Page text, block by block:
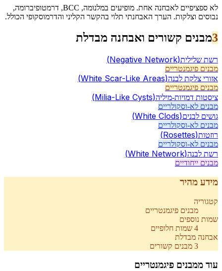
לא ספציפיים לאבחנה אחת. מופיעים במלנומה, BCC, דרמטופיברומה,
נבוסים וצלקות. הערך האבחנתי תלוי בהקשר הקליני והדרמוסקופי הכולל.
3מבנים קשורים ואבחנה מבדלת
רשת שלילית (Negative Network)
מבנים פיגמנטריים
אזורי צלקת לבנה
(White Scar-Like Areas)
מבנים פיגמנטריים
ציסטות דמויות-מיליה
(Milia-Like Cysts)
מבנים לא-וסקולריים
גושים לבנים
(White Clods)
מבנים לא-וסקולריים
רוזטות
(Rosettes)
מבנים לא-וסקולריים
רשת לבנה
(White Network)
מבנים ייחודיים
מידע מהיר
קטגוריה
מבנים פיגמנטריים
שמות נוספים
4 שמות חלופיים
אבחנה מבדלת
3 מבנים קשורים
עוד ממבנים פיגמנטריים